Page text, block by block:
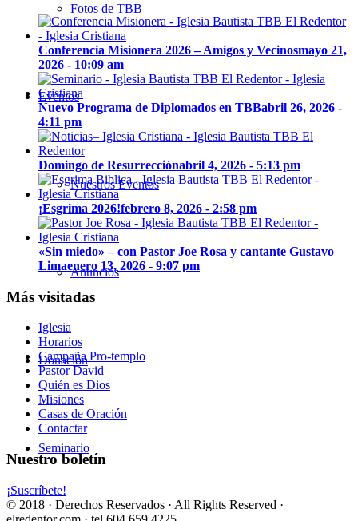
Fotos de TBB
Eventos
Nuestros Eventos
Anuncios
Donación
Seminario
Conferencia Misionera 2026 – Amigos y Vecinosmayo 21,
2026 - 10:09 am
Nuevo Programa de Diplomados en TBBabril 26, 2026 -
4:11 pm
Domingo de Resurrecciónabril 4, 2026 - 5:13 pm
¡Esgrima 2026!febrero 8, 2026 - 2:58 pm
«Sin miedo» – con Pastor Joe Rosa y cantante Gustavo
Limaenero 13, 2026 - 9:07 pm
Más visitadas
Iglesia
Horarios
Campaña Pro-templo
Pastor David
Quién es Dios
Misiones
Casas de Oración
Contactar
Nuestro boletín
¡Suscríbete!
© 2018 · Derechos Reservados · All Rights Reserved ·